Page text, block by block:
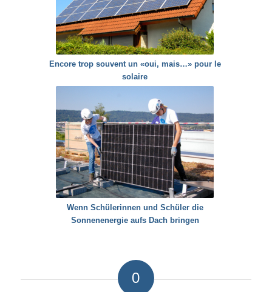
Encore trop souvent un «oui, mais…» pour le
solaire
Wenn Schülerinnen und Schüler die
Sonnenenergie aufs Dach bringen
0